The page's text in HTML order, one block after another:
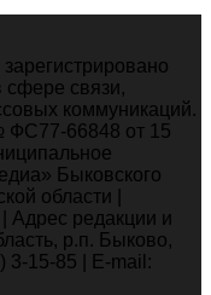
сфере связи,
коммуникаций.
ФС77-66848 от 15
Быковского
области |
Адрес редакции и
р.п. Быково,
3-15-85 | E-mail: